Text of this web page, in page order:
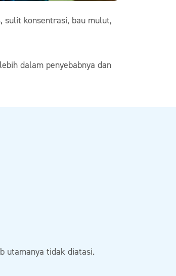
sulit konsentrasi, bau mulut,
dalam penyebabnya dan
utamanya tidak diatasi.